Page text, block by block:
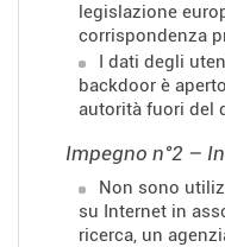
legislazione
corrispondenza
I dati degli
backdoor è
autorità fuori del
Impegno n°2 –
Non sono
su Internet in
ricerca, un